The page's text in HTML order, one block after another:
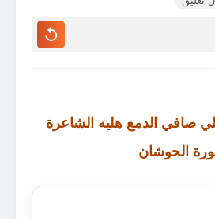
صافي الدمع هليه الشاعرة
الحوشان